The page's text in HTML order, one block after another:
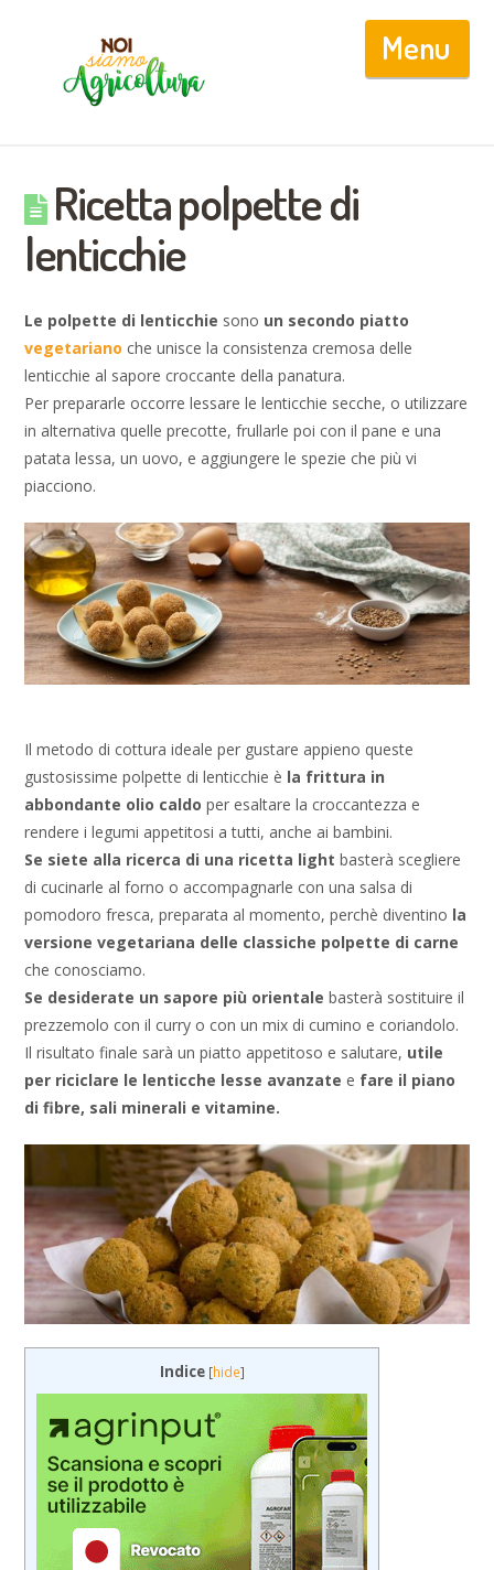
Ricetta polpette di
lenticchie
Le polpette di lenticchie sono un secondo piatto
vegetariano che unisce la consistenza cremosa delle
lenticchie al sapore croccante della panatura.
Per prepararle occorre lessare le lenticchie secche, o utilizzare
in alternativa quelle precotte, frullarle poi con il pane e una
patata lessa, un uovo, e aggiungere le spezie che più vi
piacciono.
Il metodo di cottura ideale per gustare appieno queste
gustosissime polpette di lenticchie è la frittura in
abbondante olio caldo per esaltare la croccantezza e
rendere i legumi appetitosi a tutti, anche ai bambini.
Se siete alla ricerca di una ricetta light basterà scegliere
di cucinarle al forno o accompagnarle con una salsa di
pomodoro fresca, preparata al momento, perchè diventino la
versione vegetariana delle classiche polpette di carne
che conosciamo.
Se desiderate un sapore più orientale basterà sostituire il
prezzemolo con il curry o con un mix di cumino e coriandolo.
Il risultato finale sarà un piatto appetitoso e salutare, utile
per riciclare le lenticche lesse avanzate e fare il piano
di fibre, sali minerali e vitamine.
Indice [hide]